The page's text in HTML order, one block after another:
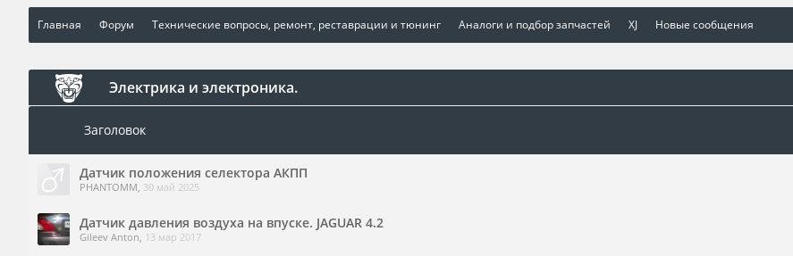
Главная Форум Технические вопросы, ремонт, реставрации и тюнинг Аналоги и подбор запчастей XJ Новые сообщения
Электрика и электроника.
Заголовок
Датчик положения селектора АКПП
PHANTOMM, 30 май 2025
Датчик давления воздуха на впуске. JAGUAR 4.2
Gileev Anton, 13 мар 2017